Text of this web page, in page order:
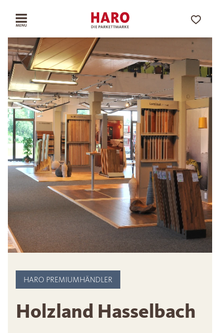
HARO PREMIUMHÄNDLER
Holzland Hasselbach